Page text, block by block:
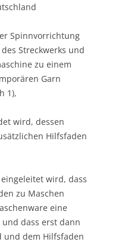
Spinnvorrichtung
Streckwerks und
zu einem
Garn
1),
wird, dessen
Hilfsfaden
wird, dass
zu Maschen
eine
dass erst dann
und dem Hilfsfaden